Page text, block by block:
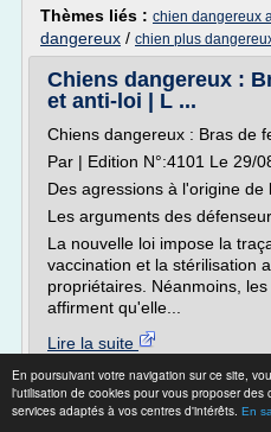
En poursuivant votre navigation sur ce site,
l'utilisation de cookies pour vous proposer des
services adaptés à vos centres d'intérêts. En
Thèmes liés : chien dangereux
dangereux / chien plus
Chiens dangereux :
et anti-loi | L ...
Chiens dangereux : Bras de
Par | Edition N°:4101 Le 29/
Des agressions à l'origine de
Les arguments des
La nouvelle loi impose la
vaccination et la stérilisation
propriétaires. Néanmoins,
affirment qu'elle...
Lire la suite
Site :http://
Thèmes liés :loi chien